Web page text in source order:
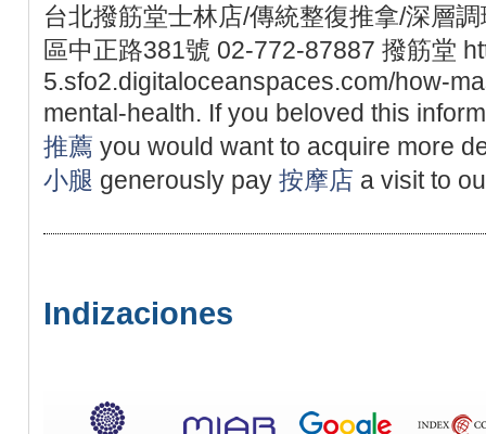
台北撥筋堂士林店/傳統整復推拿/深層
區中正路381號 02-772-87887 撥筋堂
5.sfo2.digitaloceanspaces.com/how-
mental-health. If you beloved this
推薦 you would want to acquire more
小腿 generously pay 按摩店 a visit to
Indizaciones